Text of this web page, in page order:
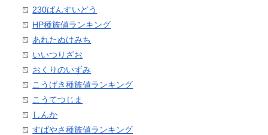
230ばんすいどう
HP種族値ランキング
あれたぬけみち
いいつりざお
おくりのいずみ
こうげき種族値ランキング
こうてつじま
しんか
すばやさ種族値ランキング